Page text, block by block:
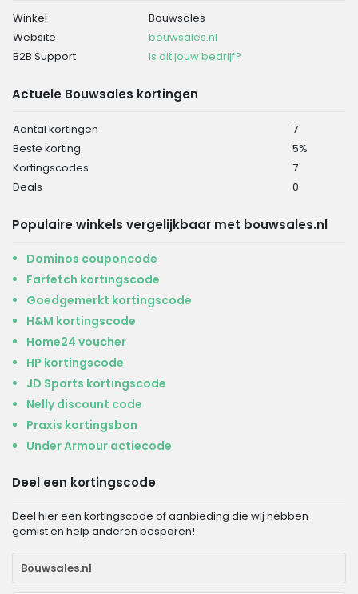
Winkel
Bouwsales
Website
bouwsales.nl
B2B Support
Is dit jouw bedrijf?
Actuele Bouwsales kortingen
Aantal kortingen
7
Beste korting
5%
Kortingscodes
7
Deals
0
Populaire winkels vergelijkbaar met bouwsales.nl
Dominos couponcode
Farfetch kortingscode
Goedgemerkt kortingscode
H&M kortingscode
Home24 voucher
HP kortingscode
JD Sports kortingscode
Nelly discount code
Praxis kortingsbon
Under Armour actiecode
Deel een kortingscode
Deel hier een kortingscode of aanbieding die wij hebben
gemist en help anderen besparen!